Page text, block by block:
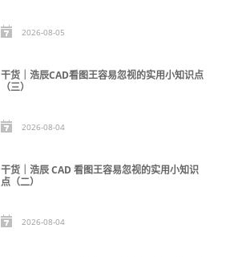
2026-08-05
干货｜浩辰CAD看图王容易忽视的实用小知识点
（三）
2026-08-04
干货｜浩辰 CAD 看图王容易忽视的实用小知识
点（二）
2026-08-04